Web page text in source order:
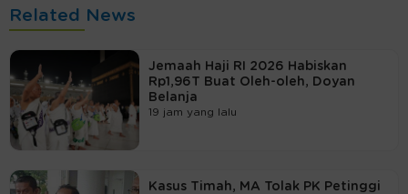
Related News
Jemaah Haji RI 2026 Habiskan
Rp1,96T Buat Oleh-oleh, Doyan
Belanja
19 jam yang lalu
Kasus Timah, MA Tolak PK Petinggi